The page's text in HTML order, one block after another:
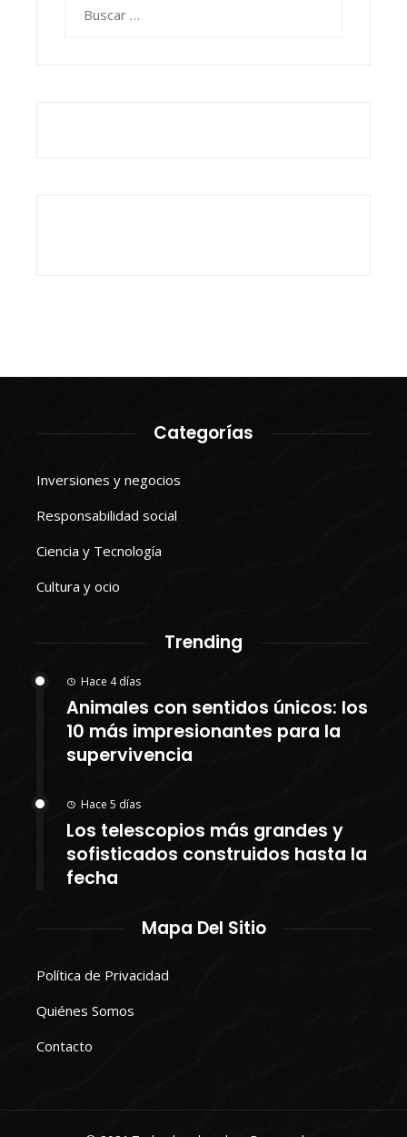
Categorías
Inversiones y negocios
Responsabilidad social
Ciencia y Tecnología
Cultura y ocio
Trending
Hace 4 días
Animales con sentidos únicos: los
10 más impresionantes para la
supervivencia
Hace 5 días
Los telescopios más grandes y
sofisticados construidos hasta la
fecha
Mapa Del Sitio
Política de Privacidad
Quiénes Somos
Contacto